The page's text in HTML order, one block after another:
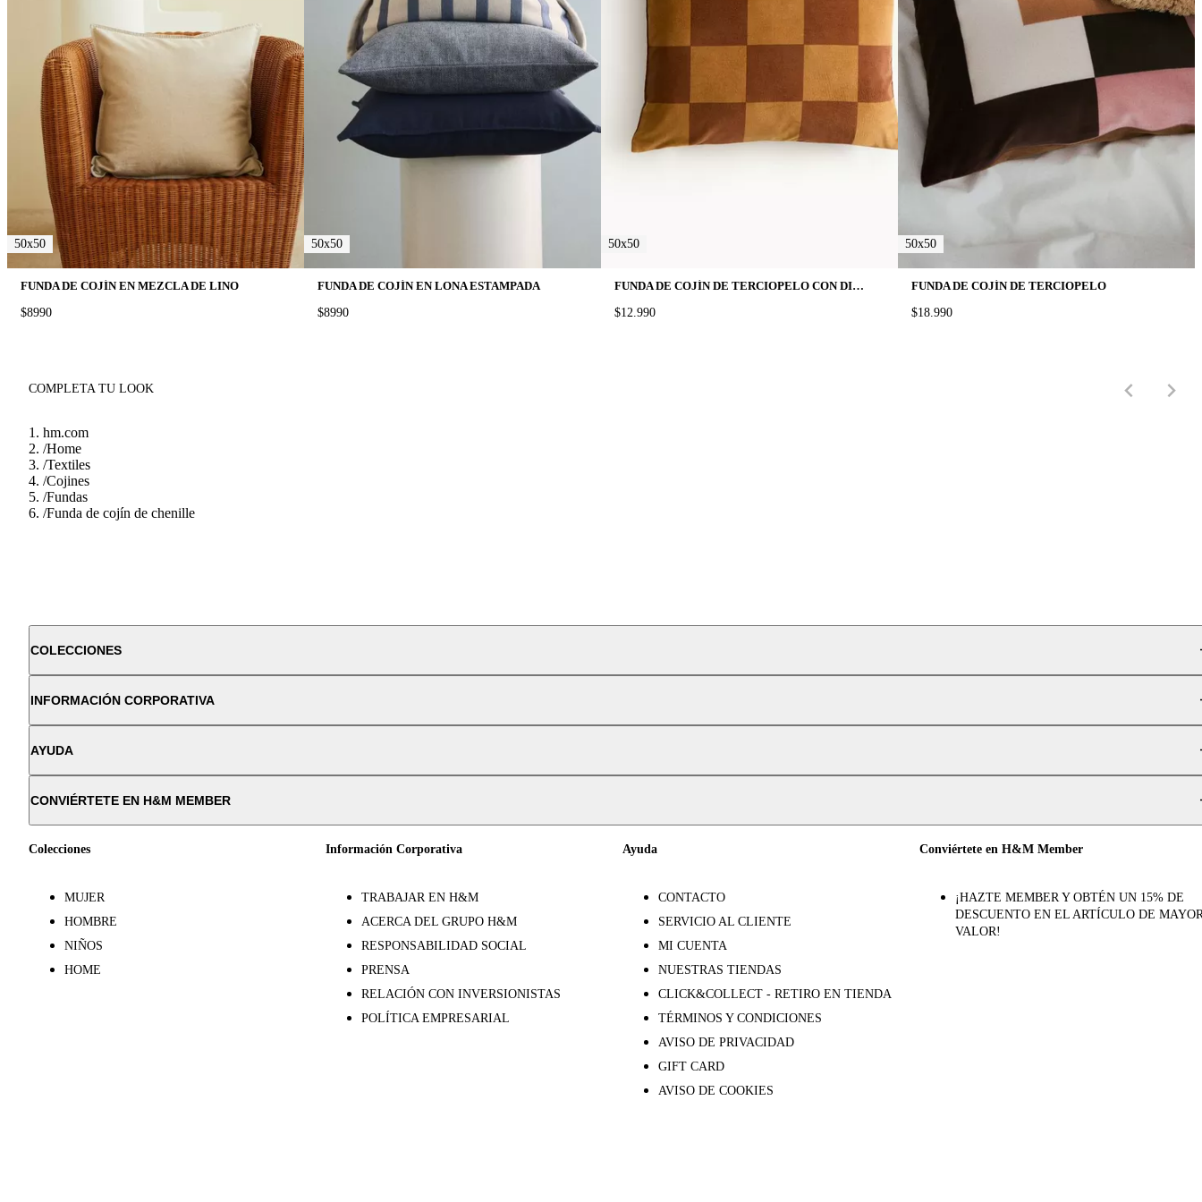
50x50
FUNDA DE COJÍN EN MEZCLA DE LINO
PRICE:
$8990
50x50
FUNDA DE COJÍN EN LONA ESTAMPADA
PRICE:
$8990
50x50
FUNDA DE COJÍN DE TERCIOPELO CON DISEÑO DE CUADROS
PRICE:
$12.990
50x50
FUNDA DE COJÍN DE TERCIOPELO
PRICE:
$18.990
COMPLETA TU LOOK
hm.com
/Home
/Textiles
/Cojines
/Fundas
/Funda de cojín de chenille
COLECCIONES
INFORMACIÓN CORPORATIVA
AYUDA
CONVIÉRTETE EN H&M MEMBER
Colecciones
MUJER
HOMBRE
NIÑOS
HOME
Información Corporativa
TRABAJAR EN H&M
ACERCA DEL GRUPO H&M
RESPONSABILIDAD SOCIAL
PRENSA
RELACIÓN CON INVERSIONISTAS
POLÍTICA EMPRESARIAL
Ayuda
CONTACTO
SERVICIO AL CLIENTE
MI CUENTA
NUESTRAS TIENDAS
CLICK&COLLECT - RETIRO EN TIENDA
TÉRMINOS Y CONDICIONES
AVISO DE PRIVACIDAD
GIFT CARD
AVISO DE COOKIES
Conviértete en H&M Member
¡HAZTE MEMBER Y OBTÉN UN 15% DE
DESCUENTO EN EL ARTÍCULO DE
VALOR!